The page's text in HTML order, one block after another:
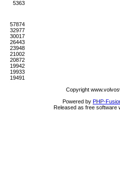
5363
57874
32977
30017
26443
23948
21002
20872
19942
19933
19491
Copyright
Powered by PHP-
Released as free software